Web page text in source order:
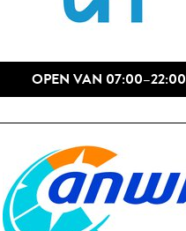
OPEN VAN 07:00–22:00